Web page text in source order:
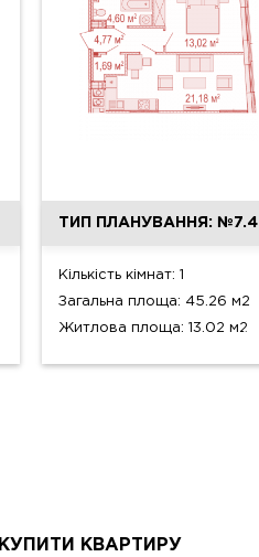
ТИП ПЛАНУВАННЯ: №7.4
Кількість кімнат: 1
Загальна площа: 45.26 м2
Житлова площа: 13.02 м2
КУПИТИ КВАРТИРУ